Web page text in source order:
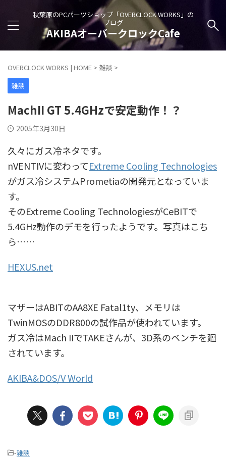
秋葉原のPCパーツショップ「OVERCLOCK WORKS」の
ブログ
AKIBAオーバークロックCafe
OVERCLOCK WORKS | HOME > 雑談 >
雑談
MachII GT 5.4GHzで安定動作！？
2005年3月30日
久々にガス冷ネタです。
nVENTIVに変わってExtreme Cooling Technologies
がガス冷システムPrometiaの開発元となっていま
す。
そのExtreme Cooling TechnologiesがCeBITで
5.4GHz動作のデモを行ったようです。写真はこち
ら……
HEXUS.net
マザーはABITのAA8XE Fatal1ty、メモリは
TwinMOSのDDR800の試作品が使われています。
ガス冷はMach IIでTAKEさんが、3D系のベンチを廻
されています。
AKIBA&DOS/V World
-雑談